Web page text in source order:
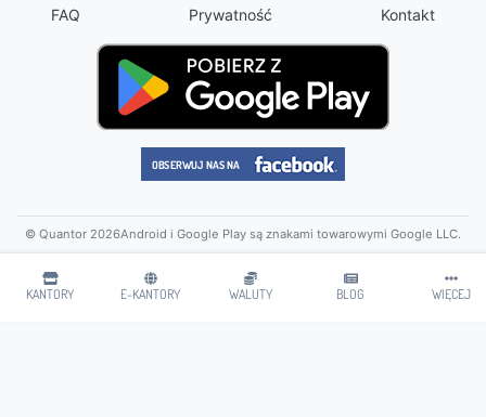
KANTORY E-KANTORY WALUTY BLOG WIĘCEJ
FAQ Prywatność Kontakt
© Quantor 2026Android i Google Play są znakami towarowymi Google LLC.